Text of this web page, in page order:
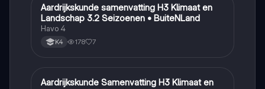
Aardrijkskunde
Aardrijkskunde samenvatting H3 Klimaat en
Landschap 3.2 Seizoenen • BuiteNLand
Havo 4
K4 178 7
Aardrijkskunde
Aardrijkskunde Samenvatting H3 Klimaat en